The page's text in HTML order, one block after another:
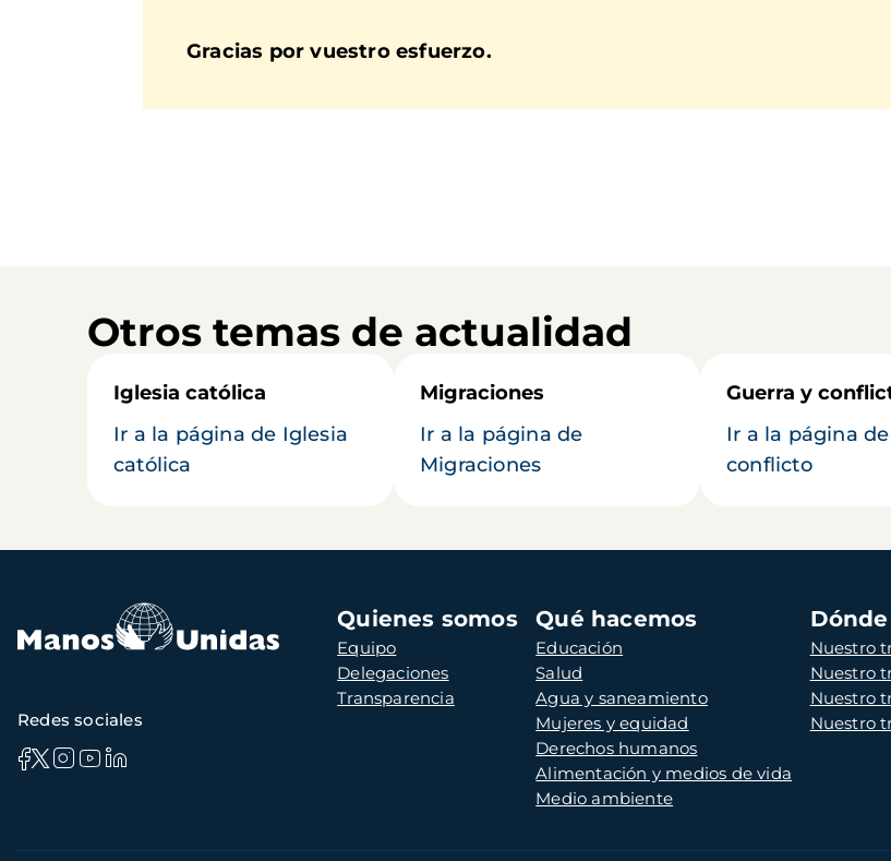
Gracias por vuestro esfuerzo.
Otros temas de actualidad
Iglesia católica
Ir a la página de Iglesia
católica
Migraciones
Ir a la página de
Migraciones
Guerra y
Ir a la página
conflicto
Navegación
principal
Quienes somos
Equipo
Delegaciones
Transparencia
Qué hacemos
Educación
Salud
Agua y saneamiento
Mujeres y equidad
Derechos humanos
Alimentación y medios de vida
Medio ambiente
Nuestro
Nuestro
Nuestro
Nuestro
Redes sociales